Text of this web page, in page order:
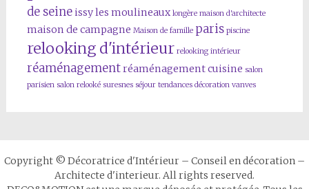
de seine issy les moulineaux longère maison d'architecte
maison de campagne Maison de famille paris piscine
relooking d'intérieur relooking intérieur
réaménagementréaménagement cuisine salon
parisien salon relooké suresnes séjour tendances décoration vanves
Copyright © Décoratrice d'Intérieur – Conseil en décoration –
Architecte d'interieur. All rights reserved.